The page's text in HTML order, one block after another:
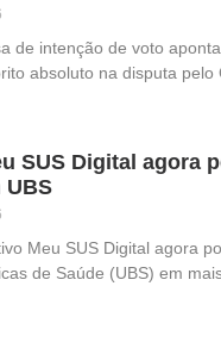
de intenção de voto
absoluto na disputa pelo
SUS Digital agora
UBS
Meu SUS Digital agora
de Saúde (UBS) em